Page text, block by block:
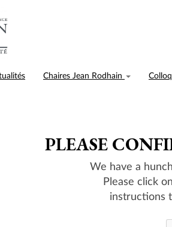
Chaires Jean Rodhain
PLEASE
We have a
Please click
instructions